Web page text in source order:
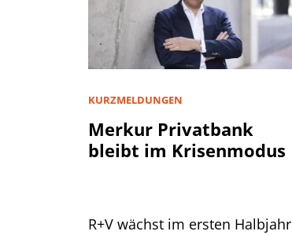
KURZMELDUNGEN
Merkur Privatbank
bleibt im Krisenmodus
R+V wächst im ersten Halbjahr